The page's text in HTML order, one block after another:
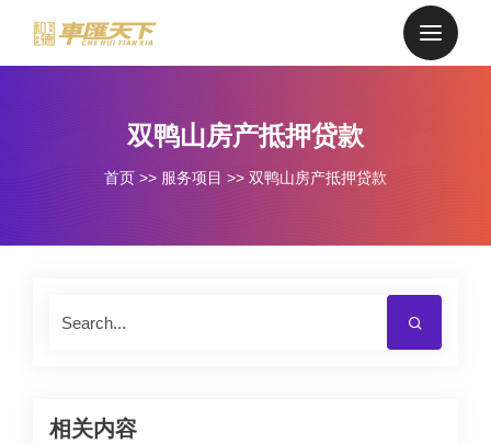
双鸭山房产抵押贷款
首页 >> 服务项目 >> 双鸭山房产抵押贷款
相关内容